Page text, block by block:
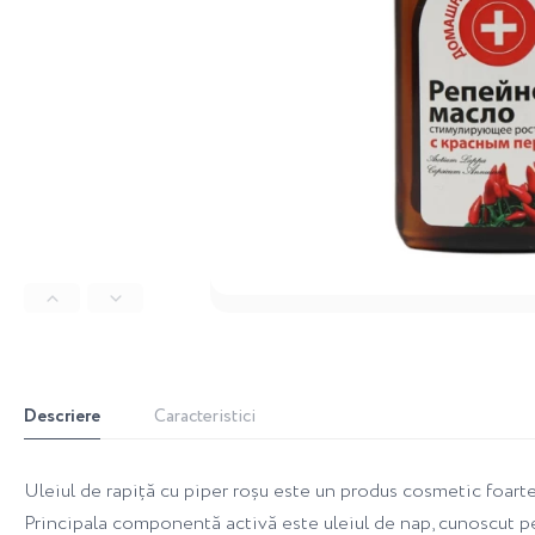
Descriere Caracteristici
Uleiul de rapiță cu piper roșu este un produs cosmetic
Principala componentă activă este uleiul de nap, cunoscut